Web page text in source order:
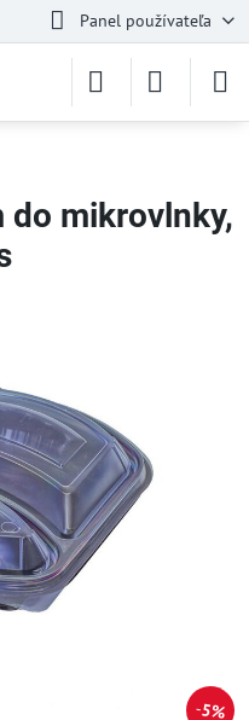
Panel používateľa
5%
do mikrovlnky,